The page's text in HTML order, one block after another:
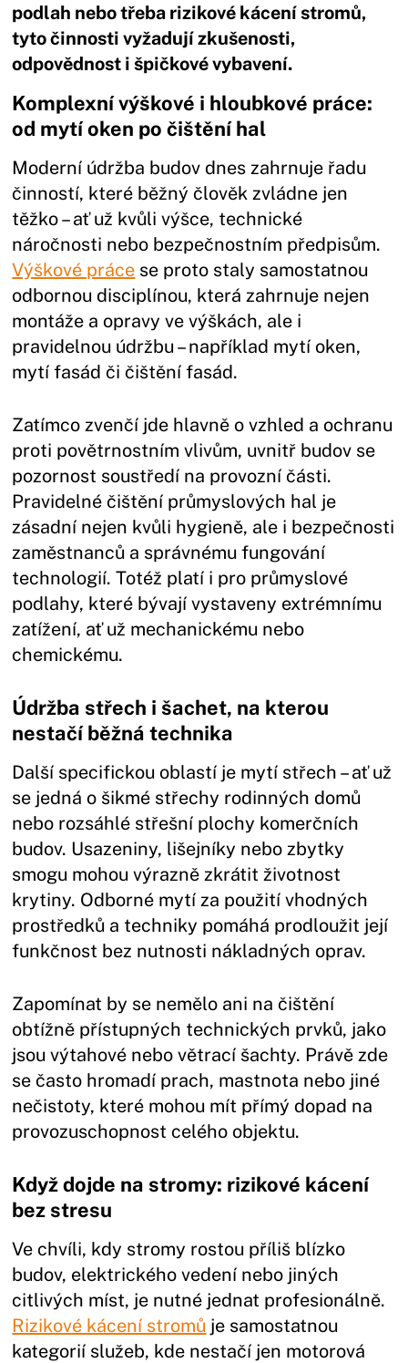
podlah nebo třeba rizikové kácení stromů,
tyto činnosti vyžadují zkušenosti,
odpovědnost i špičkové vybavení.
Komplexní výškové i hloubkové práce:
od mytí oken po čištění hal
Moderní údržba budov dnes zahrnuje řadu
činností, které běžný člověk zvládne jen
těžko – ať už kvůli výšce, technické
náročnosti nebo bezpečnostním předpisům.
Výškové práce se proto staly samostatnou
odbornou disciplínou, která zahrnuje nejen
montáže a opravy ve výškách, ale i
pravidelnou údržbu – například mytí oken,
mytí fasád či čištění fasád.
Zatímco zvenčí jde hlavně o vzhled a ochranu
proti povětrnostním vlivům, uvnitř budov se
pozornost soustředí na provozní části.
Pravidelné čištění průmyslových hal je
zásadní nejen kvůli hygieně, ale i bezpečnosti
zaměstnanců a správnému fungování
technologií. Totéž platí i pro průmyslové
podlahy, které bývají vystaveny extrémnímu
zatížení, ať už mechanickému nebo
chemickému.
Údržba střech i šachet, na kterou
nestačí běžná technika
Další specifickou oblastí je mytí střech – ať už
se jedná o šikmé střechy rodinných domů
nebo rozsáhlé střešní plochy komerčních
budov. Usazeniny, lišejníky nebo zbytky
smogu mohou výrazně zkrátit životnost
krytiny. Odborné mytí za použití vhodných
prostředků a techniky pomáhá prodloužit její
funkčnost bez nutnosti nákladných oprav.
Zapomínat by se nemělo ani na čištění
obtížně přístupných technických prvků, jako
jsou výtahové nebo větrací šachty. Právě zde
se často hromadí prach, mastnota nebo jiné
nečistoty, které mohou mít přímý dopad na
provozuschopnost celého objektu.
Když dojde na stromy: rizikové kácení
bez stresu
Ve chvíli, kdy stromy rostou příliš blízko
budov, elektrického vedení nebo jiných
citlivých míst, je nutné jednat profesionálně.
Rizikové kácení stromů je samostatnou
kategorií služeb, kde nestačí jen motorová